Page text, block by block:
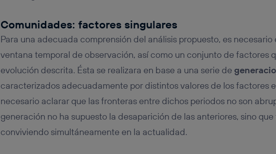
Comunidades: factores singulares
Para una adecuada comprensión del análisis propuesto, es
ventana temporal de observación, así como un conjunto de factores
evolución descrita. Ésta se realizara en base a una serie de
caracterizados adecuadamente por distintos valores de los factores
necesario aclarar que las fronteras entre dichos periodos no son
generación no ha supuesto la desaparición de las anteriores, sino
conviviendo simultáneamente en la actualidad.